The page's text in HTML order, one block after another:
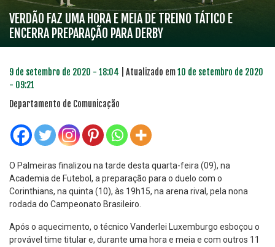
VERDÃO FAZ UMA HORA E MEIA DE TREINO TÁTICO E
ENCERRA PREPARAÇÃO PARA DERBY
9 de setembro de 2020 - 18:04 | Atualizado em10 de setembro de 2020
- 09:21
Departamento de Comunicação
O Palmeiras finalizou na tarde desta quarta-feira (09), na
Academia de Futebol, a preparação para o duelo com o
Corinthians, na quinta (10), às 19h15, na arena rival, pela nona
rodada do Campeonato Brasileiro.
Após o aquecimento, o técnico Vanderlei Luxemburgo esboçou o
provável time titular e, durante uma hora e meia e com outros 11